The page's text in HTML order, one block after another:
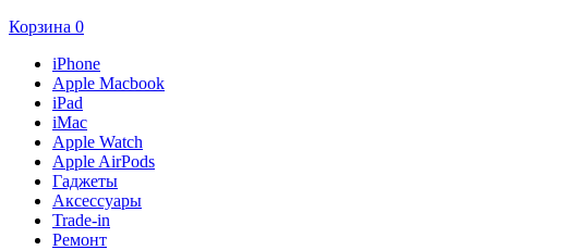
Корзина 0
iPhone
Apple Macbook
iPad
iMac
Apple Watch
Apple AirPods
Гаджеты
Аксессуары
Trade-in
Ремонт